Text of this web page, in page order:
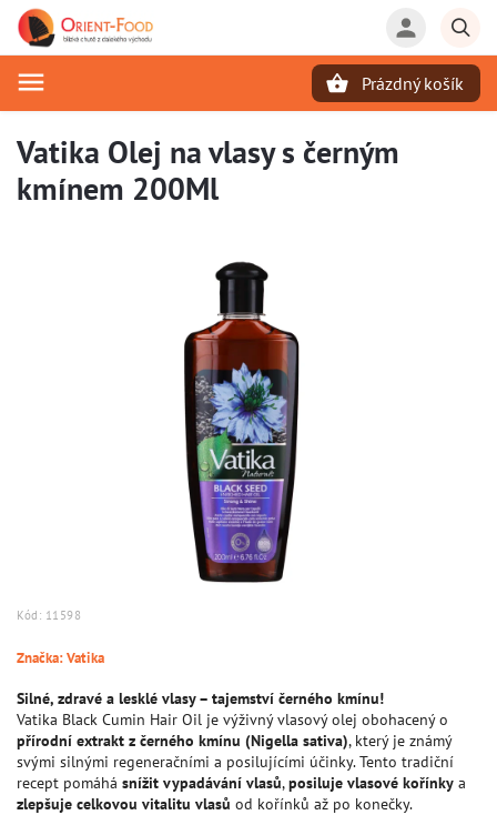
Prázdný košík
Vatika Olej na vlasy s černým
kmínem 200Ml
Kód: 11598
Značka:Vatika
Silné, zdravé a lesklé vlasy – tajemství černého kmínu!
Vatika Black Cumin Hair Oil je výživný vlasový olej obohacený o
přírodní extrakt z černého kmínu (Nigella sativa), který je známý
svými silnými regeneračními a posilujícími účinky. Tento tradiční
recept pomáhá snížit vypadávání vlasů,posiluje vlasové kořínky a
zlepšuje celkovou vitalitu vlasů od kořínků až po konečky.